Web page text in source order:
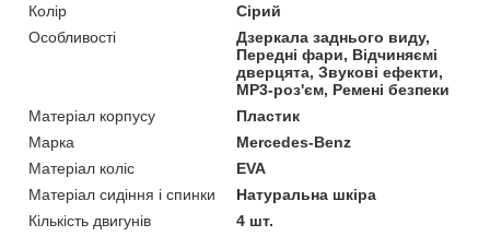
Колір
Сірий
Особливості
Дзеркала заднього виду,
Передні фари, Відчиняємі
дверцята, Звукові ефекти,
MP3-роз'єм, Ремені безпеки
Матеріал корпусу
Пластик
Марка
Mercedes-Benz
Матеріал коліс
EVA
Матеріал сидіння і спинки
Натуральна шкіра
Кількість двигунів
4 шт.